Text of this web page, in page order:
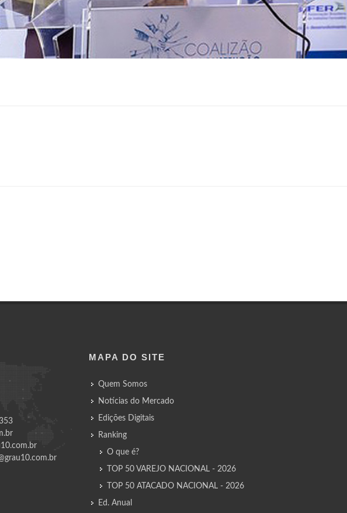
MAPA DO SITE
Quem Somos
Notícias do Mercado
Edições Digitais
Ranking
O que é?
TOP 50 VAREJO NACIONAL - 2026
TOP 50 ATACADO NACIONAL - 2026
Ed. Anual